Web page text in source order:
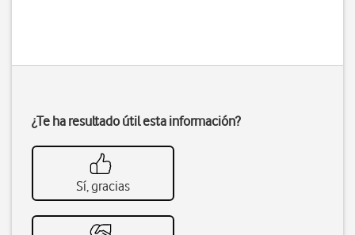
¿Te ha resultado útil esta información?
Sí, gracias